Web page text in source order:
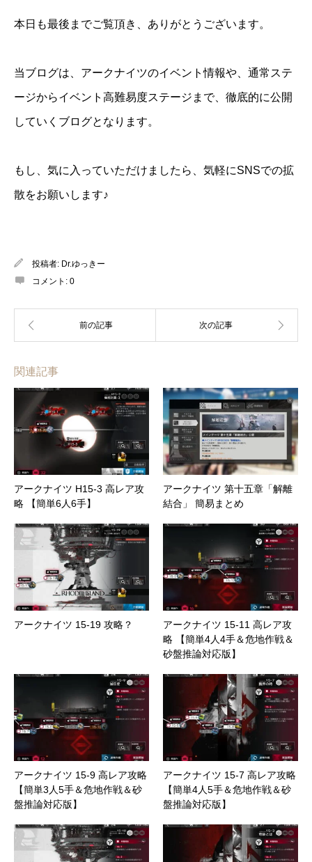
本日も最後までご覧頂き、ありがとうございます。
当ブログは、アークナイツのイベント情報や、通常ステ
ージからイベント高難易度ステージまで、徹底的に公開
していくブログとなります。
もし、気に入っていただけましたら、気軽にSNSでの拡
散をお願いします♪
投稿者: Dr.ゆっきー
コメント: 0
関連記事
アークナイツ H15-3 高レア攻
略 【簡単6人6手】
アークナイツ 第十五章「解離
結合」 簡易まとめ
アークナイツ 15-19 攻略？
アークナイツ 15-11 高レア攻
略 【簡単4人4手＆危地作戦＆
砂盤推論対応版】
アークナイツ 15-9 高レア攻略
【簡単3人5手＆危地作戦＆砂
盤推論対応版】
アークナイツ 15-7 高レア攻略
【簡単4人5手＆危地作戦＆砂
盤推論対応版】